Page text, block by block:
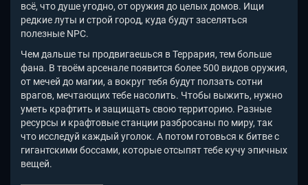
всё, что душе угодно, от оружия до целых домов. Ищи
редкие луты и строй город, куда будут заселяться
полезные NPC.
Чем дальше ты продвигаешься в Террария, тем больше
фана. В твоём арсенале появится более 500 видов оружия,
от мечей до магии, а вокруг тебя будут ползать сотни
врагов, мечтающих тебе насолить. Чтобы выжить, нужно
уметь крафтить и защищать свою территорию. Разные
ресурсы и крафтовые станции разбросаны по миру, так
что исследуй каждый уголок. А потом готовься к битве с
гигантскими боссами, которые отсыпят тебе кучу эпичных
вещей.